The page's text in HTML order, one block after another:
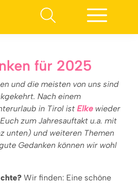
für 2025
und die meisten von uns sind
Nach einem
in Tirol ist Elke wieder
zum Jahresauftakt u.a. mit
unten) und weiteren Themen
Gedanken können wir wohl
Wir finden: Eine schöne